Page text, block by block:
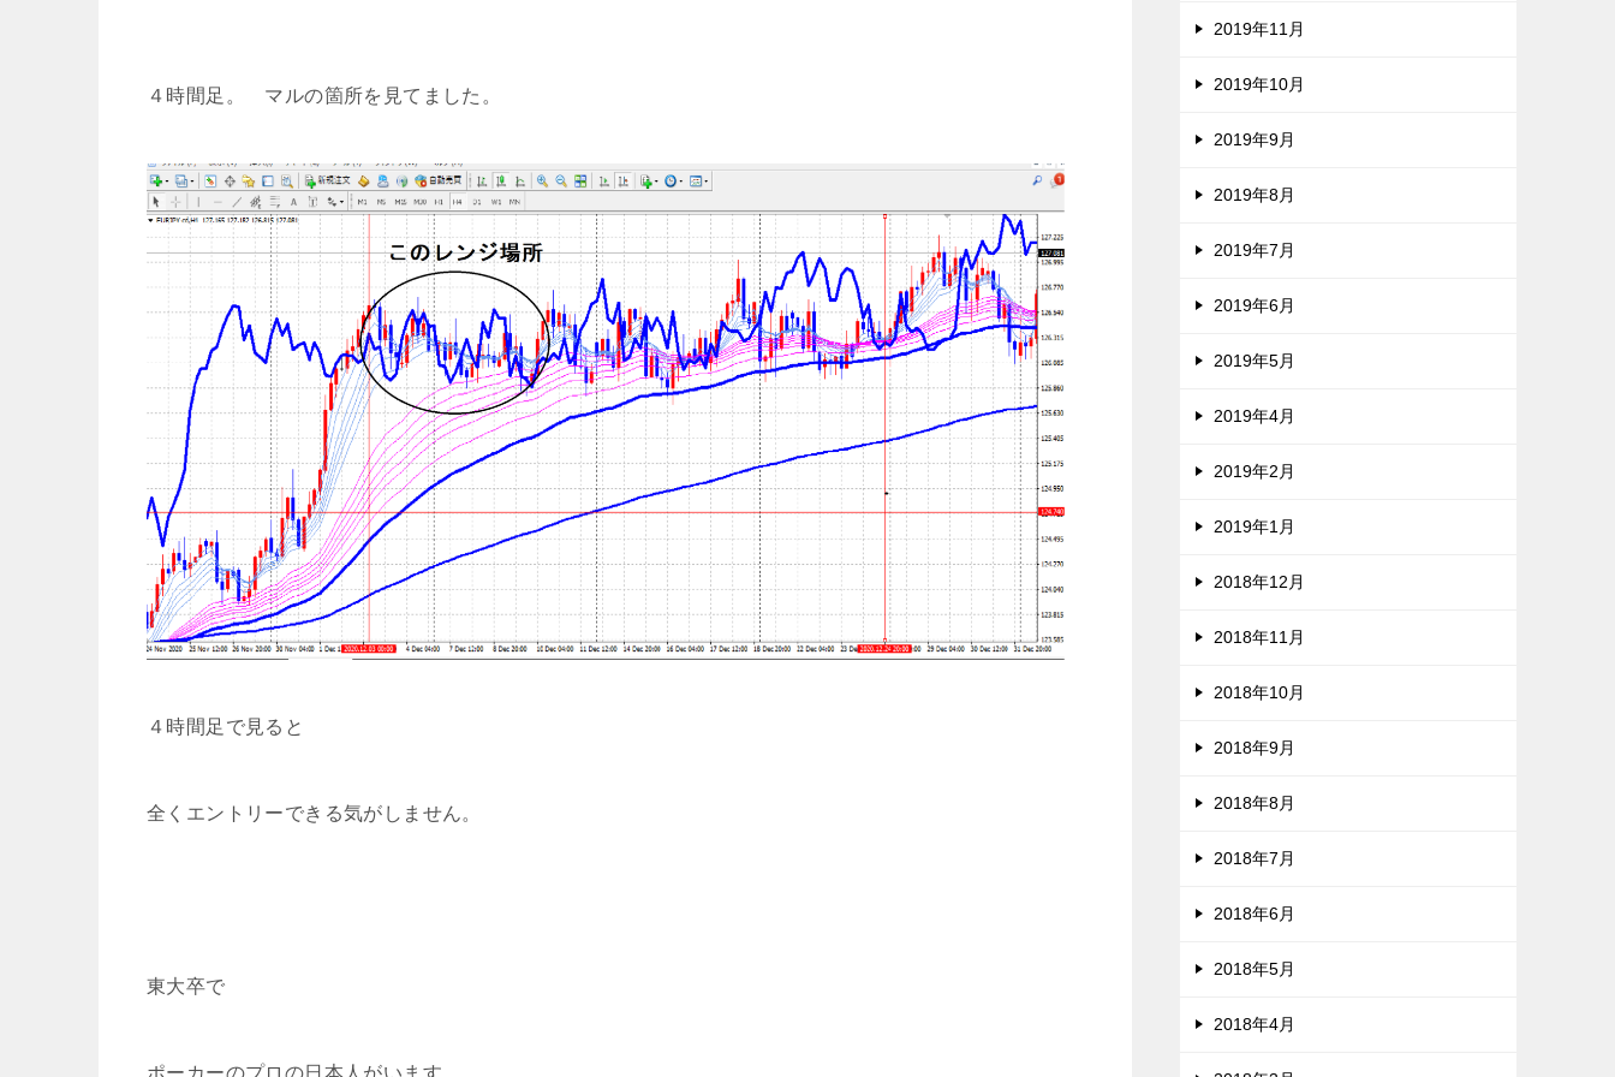
４時間足。 マルの箇所を見てました。
４時間足で見ると
全くエントリーできる気がしません。
東大卒で
ポーカーのプロの日本人がいます。
2019年11月
2019年10月
2019年9月
2019年8月
2019年7月
2019年6月
2019年5月
2019年4月
2019年2月
2019年1月
2018年12月
2018年11月
2018年10月
2018年9月
2018年8月
2018年7月
2018年6月
2018年5月
2018年4月